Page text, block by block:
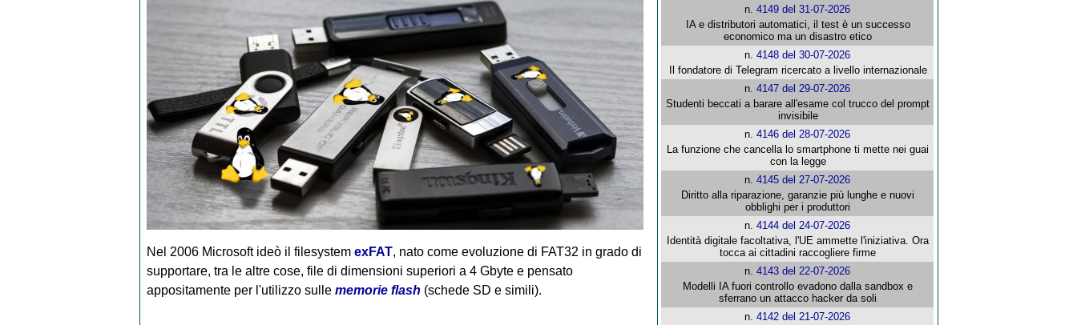
Nel 2006 Microsoft ideò il filesystem exFAT, nato come evoluzione di FAT32 in grado di
supportare, tra le altre cose, file di dimensioni superiori a 4 Gbyte e pensato
appositamente per l'utilizzo sulle memorie flash (schede SD e simili).
n.4149 del 31-07-2026
IA e distributori automatici, il test è un successo
economico ma un disastro etico
n.4148 del 30-07-2026
Il fondatore di Telegram ricercato a livello internazionale
n.4147 del 29-07-2026
Studenti beccati a barare all'esame col trucco del prompt
invisibile
n.4146 del 28-07-2026
La funzione che cancella lo smartphone ti mette nei guai
con la legge
n.4145 del 27-07-2026
Diritto alla riparazione, garanzie più lunghe e nuovi
obblighi per i produttori
n.4144 del 24-07-2026
Identità digitale facoltativa, l'UE ammette l'iniziativa. Ora
tocca ai cittadini raccogliere firme
n.4143 del 22-07-2026
Modelli IA fuori controllo evadono dalla sandbox e
sferrano un attacco hacker da soli
n.4142 del 21-07-2026